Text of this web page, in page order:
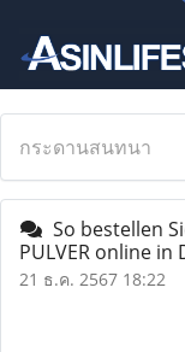
กระดานสนทนา
So bestellen
PULVER online in
21 ธ.ค. 2567 18:22